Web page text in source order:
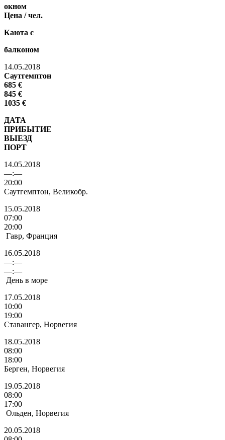
окном
Цена / чел.
Каюта с
балконом
14.05.2018
Саутгемптон
685 €
845 €
1035 €
ДАТА
ПРИБЫТИЕ
ВЫЕЗД
ПОРТ
14.05.2018
—:—
20:00
Саутгемптон, Великобр.
15.05.2018
07:00
20:00
Гавр, Франция
16.05.2018
—:—
—:—
День в море
17.05.2018
10:00
19:00
Ставангер, Норвегия
18.05.2018
08:00
18:00
Берген, Норвегия
19.05.2018
08:00
17:00
Ольден, Норвегия
20.05.2018